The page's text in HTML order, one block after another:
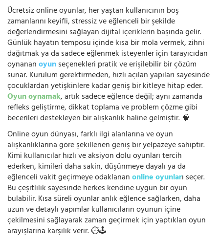
Ücretsiz online oyunlar, her yaştan kullanıcının boş
zamanlarını keyifli, stressiz ve eğlenceli bir şekilde
değerlendirmesini sağlayan dijital içeriklerin başında gelir.
Günlük hayatın temposu içinde kısa bir mola vermek, zihni
dağıtmak ya da sadece eğlenmek isteyenler için tarayıcıdan
oynananoyunseçenekleri pratik ve erişilebilir bir çözüm
sunar. Kurulum gerektirmeden, hızlı açılan yapıları sayesinde
çocuklardan yetişkinlere kadar geniş bir kitleye hitap eder.
Oyun oynamak, artık sadece eğlence değil; aynı zamanda
refleks geliştirme, dikkat toplama ve problem çözme gibi
becerileri destekleyen bir alışkanlık haline gelmiştir. 🧠
Online oyun dünyası, farklı ilgi alanlarına ve oyun
alışkanlıklarına göre şekillenen geniş bir yelpazeye sahiptir.
Kimi kullanıcılar hızlı ve aksiyon dolu oyunları tercih
ederken, kimileri daha sakin, düşünmeye dayalı ya da
eğlenceli vakit geçirmeye odaklananonline oyunları seçer.
Bu çeşitlilik sayesinde herkes kendine uygun bir oyun
bulabilir. Kısa süreli oyunlar anlık eğlence sağlarken, daha
uzun ve detaylı yapımlar kullanıcıların oyunun içine
çekilmesini sağlayarak zaman geçirmek için yaptıkları oyun
arayışlarına karşılık verir. ⏱️🕹️